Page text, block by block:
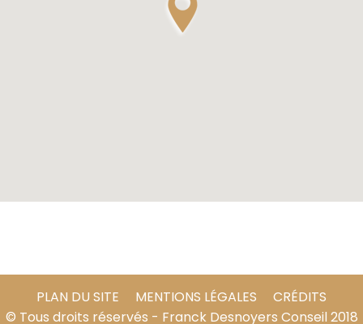
PLAN DU SITE MENTIONS LÉGALES
CRÉDITS
© Tous droits réservés - Franck Desnoyers Conseil 2018